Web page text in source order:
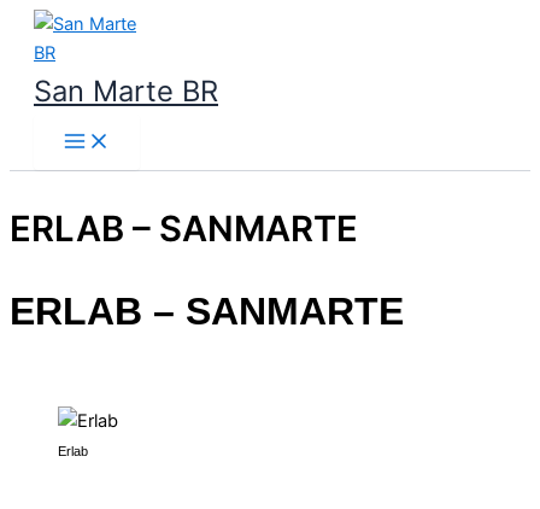
para
conteúdo
San Marte BR
ERLAB – SANMARTE
ERLAB – SANMARTE
Erlab